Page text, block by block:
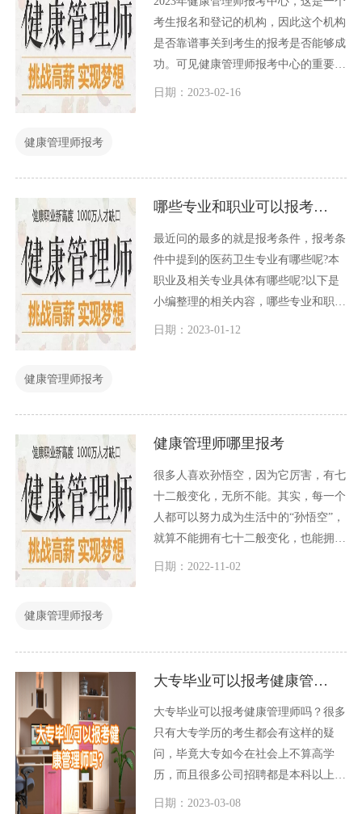
考生报名和登记的机构，因此这个机构
是否靠谱事关到考生的报考是否能够成
功。可见健康管理师报考中心的重要
性，以及怎么选择一个健康管理师报考
日期：2023-02-16
健康管理师报考
哪些专业和职业可以报考健康管理师？
最近问的最多的就是报考条件，报考条
件中提到的医药卫生专业有哪些呢?本
职业及相关专业具体有哪些呢?以下是
小编整理的相关内容，哪些专业和职业
可以报考健康管理师？一起看看！
日期：2023-01-12
健康管理师报考
健康管理师哪里报考
很多人喜欢孙悟空，因为它厉害，有七
十二般变化，无所不能。其实，每一个
人都可以努力成为生活中的“孙悟空”，
就算不能拥有七十二般变化，也能拥有
多一点自身技能，在生活中，在工作
日期：2022-11-02
健康管理师报考
大专毕业可以报考健康管理师吗？
大专毕业可以报考健康管理师吗？很多
只有大专学历的考生都会有这样的疑
问，毕竟大专如今在社会上不算高学
历，而且很多公司招聘都是本科以上，
因此大部分人不知道大专毕业是否可以
日期：2023-03-08